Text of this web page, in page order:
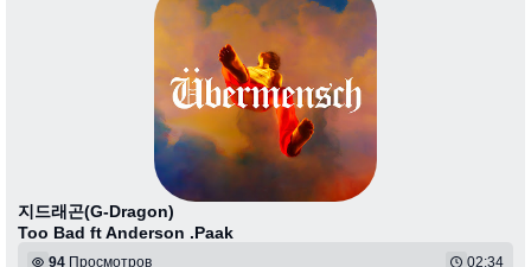
지드래곤(G-Dragon)
Too Bad ft Anderson .Paak
94 Просмотров 02:34